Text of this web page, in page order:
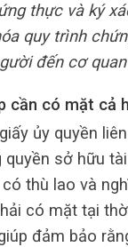
thực và ký
quy trình
đến cơ
cần có mặt cả
ủy quyền
quyền sở hữu
thù lao và
có mặt tại
đảm bảo